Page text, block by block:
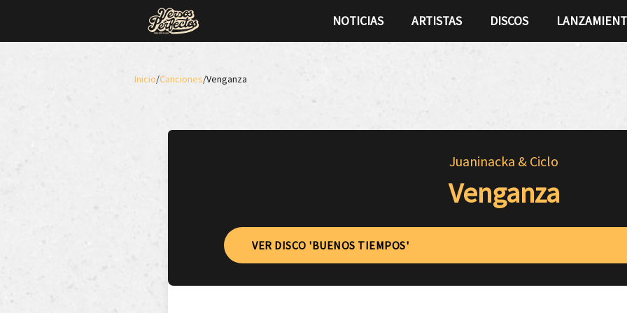
NOTICIAS ARTISTAS DISCOS
Inicio/Canciones/Venganza
Juaninacka & Ciclo
Venganza
VER DISCO 'BUENOS TIEMPOS'